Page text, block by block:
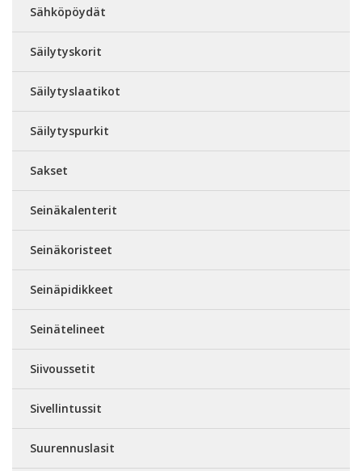
Sähköpöydät
Säilytyskorit
Säilytyslaatikot
Säilytyspurkit
Sakset
Seinäkalenterit
Seinäkoristeet
Seinäpidikkeet
Seinätelineet
Siivoussetit
Sivellintussit
Suurennuslasit